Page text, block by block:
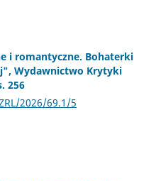
i romantyczne. Bohaterki
Wydawnictwo Krytyki
256
2026/69.1/5